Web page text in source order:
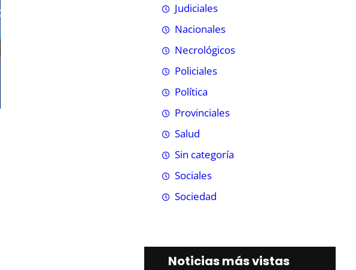
Judiciales
Nacionales
Necrológicos
Policiales
Política
Provinciales
Salud
Sin categoría
Sociales
Sociedad
Noticias más vistas